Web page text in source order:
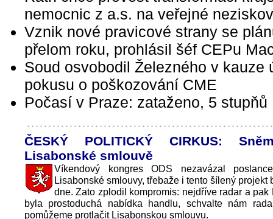
nemocnic z a.s. na veřejné
Vznik nové pravicové strany se
přelom roku, prohlásil šéf CEPu
Soud osvobodil Železného v kauze
pokusu o poškozování CME
Počasí v Praze: zataženo, 5 stupňů
ČESKÝ POLITICKÝ CIRKUS:
Lisabonské smlouvě
Víkendový kongres ODS nezavázal
Lisabonské smlouvy, třebaže i tento šílený projekt
dne. Zato zplodil kompromis: nejdříve radar a pak
byla prostoduchá nabídka handlu, schvalte nám
pomůžeme protlačit Lisabonskou smlouvu.